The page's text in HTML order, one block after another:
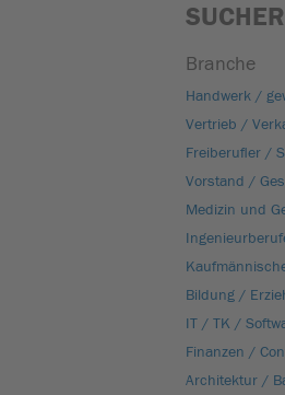
Branche
Vertrieb /
Vorstand /
Medizin und
Bildung /
IT / TK /
Finanzen /
Architektur /